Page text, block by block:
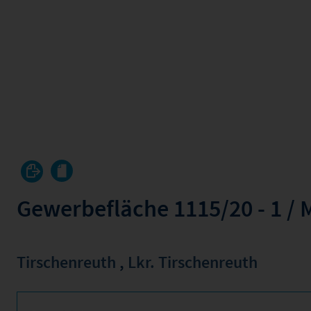
Gewerbefläche 1115/20 - 1 /
Tirschenreuth , Lkr. Tirschenreuth